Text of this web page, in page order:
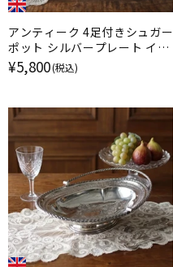
アンティーク 4足付きシュガー
ポット シルバープレート イギ
リス
¥5,800(税込)